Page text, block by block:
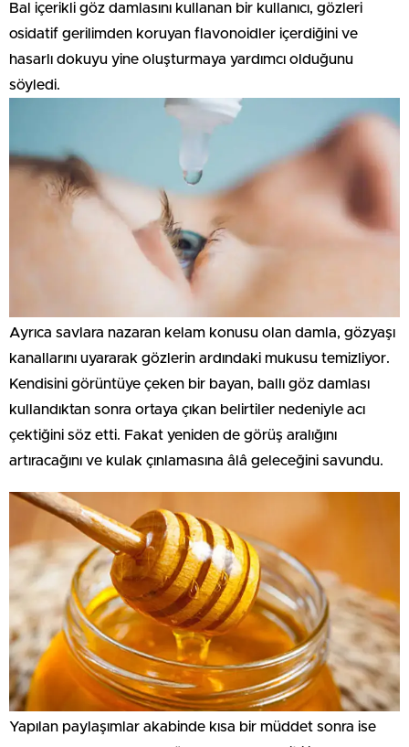
Bal içerikli göz damlasını kullanan bir kullanıcı, gözleri
osidatif gerilimden koruyan flavonoidler içerdiğini ve
hasarlı dokuyu yine oluşturmaya yardımcı olduğunu
söyledi.
Ayrıca savlara nazaran kelam konusu olan damla, gözyaşı
kanallarını uyararak gözlerin ardındaki mukusu temizliyor.
Kendisini görüntüye çeken bir bayan, ballı göz damlası
kullandıktan sonra ortaya çıkan belirtiler nedeniyle acı
çektiğini söz etti. Fakat yeniden de görüş aralığını
artıracağını ve kulak çınlamasına âlâ geleceğini savundu.
Yapılan paylaşımlar akabinde kısa bir müddet sonra ise